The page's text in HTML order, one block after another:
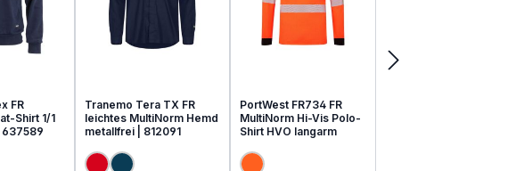
FR
Shirt 1/1
637589
Tranemo Tera TX FR
leichtes MultiNorm Hemd
metallfrei | 812091
PortWest FR734 FR
MultiNorm Hi-Vis Polo-
Shirt HVO langarm